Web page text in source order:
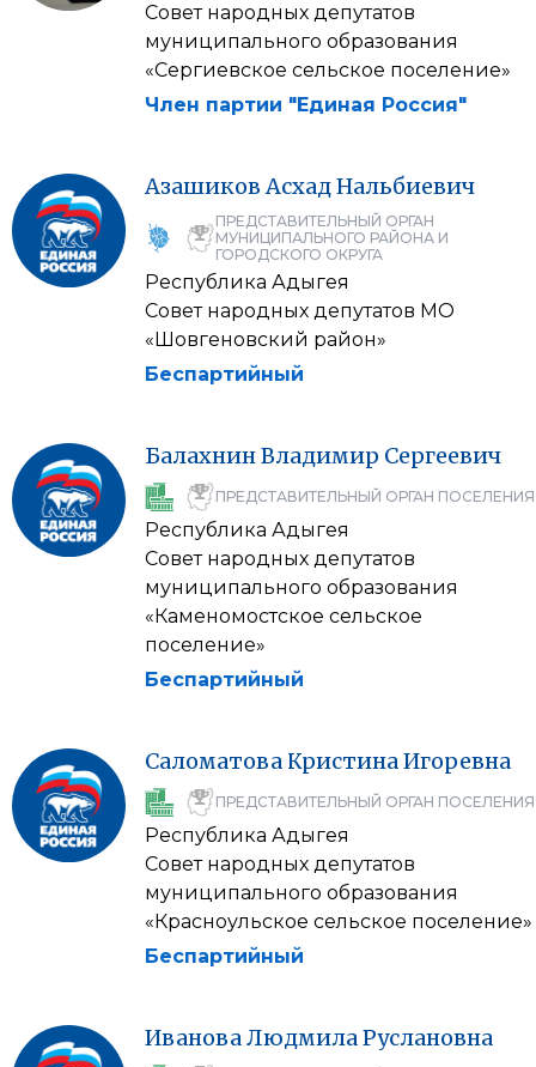
Совет народных депутатов
муниципального образования
«Сергиевское сельское поселение»
Член партии "Единая Россия"
Азашиков АсхадНальбиевич
ПРЕДСТАВИТЕЛЬНЫЙ ОРГАН
МУНИЦИПАЛЬНОГО РАЙОНА И
ГОРОДСКОГО ОКРУГА
Республика Адыгея
Совет народных депутатов МО
«Шовгеновский район»
Беспартийный
БалахнинВладимир Сергеевич
ПРЕДСТАВИТЕЛЬНЫЙ ОРГАН ПОСЕЛЕНИЯ
Республика Адыгея
Совет народных депутатов
муниципального образования
«Каменомостское сельское
поселение»
Беспартийный
Саломатова КристинаИгоревна
ПРЕДСТАВИТЕЛЬНЫЙ ОРГАН ПОСЕЛЕНИЯ
Республика Адыгея
Совет народных депутатов
муниципального образования
«Красноульское сельское поселение»
Беспартийный
ИвановаЛюдмилаРуслановна